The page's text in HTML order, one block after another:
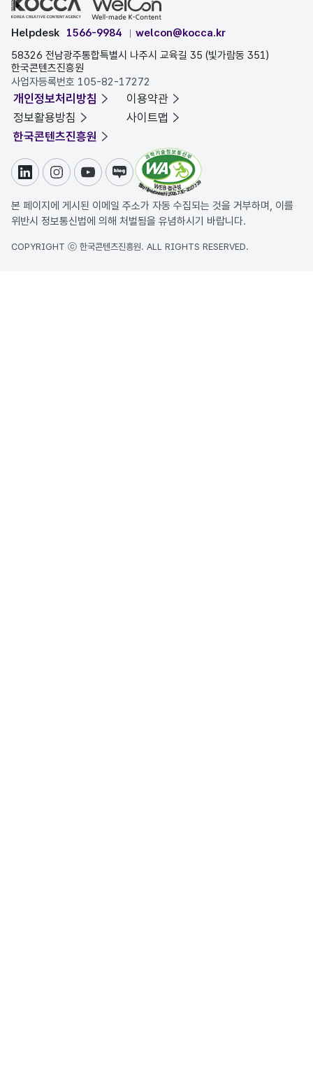
Helpdesk 1566-9984
welcon@kocca.kr
58326 전남광주통합특별시 나주시 교육길 35 (빛가람동 351)
한국콘텐츠진흥원
사업자등록번호 105-82-17272
개인정보처리방침
이용약관
정보활용방침
사이트맵
한국콘텐츠진흥원
링크드인인스타그램
유튜브블로그
본 페이지에 게시된 이메일 주소가 자동 수집되는 것을 거부하며, 이를
위반시 정보통신법에 의해 처벌됨을 유념하시기 바랍니다.
COPYRIGHT ⓒ 한국콘텐츠진흥원. ALL RIGHTS RESERVED.